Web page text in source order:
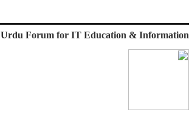
Urdu Forum for IT Education & Information